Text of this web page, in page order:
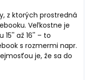
z ktorých prostredná
Veľkostne je
až 16'' – to
s rozmermi napr.
je, že sa do